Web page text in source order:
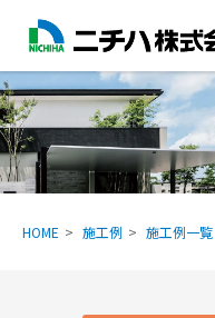
HOME 施工例 施工例一覧